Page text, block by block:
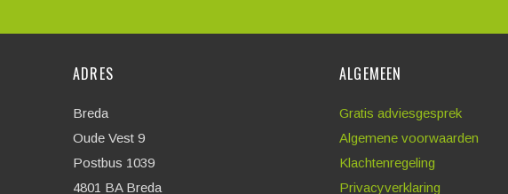
ADRES
Breda
Oude Vest 9
Postbus 1039
4801 BA Breda
ALGEMEEN
Gratis adviesgesprek
Algemene voorwaarden
Klachtenregeling
Privacyverklaring